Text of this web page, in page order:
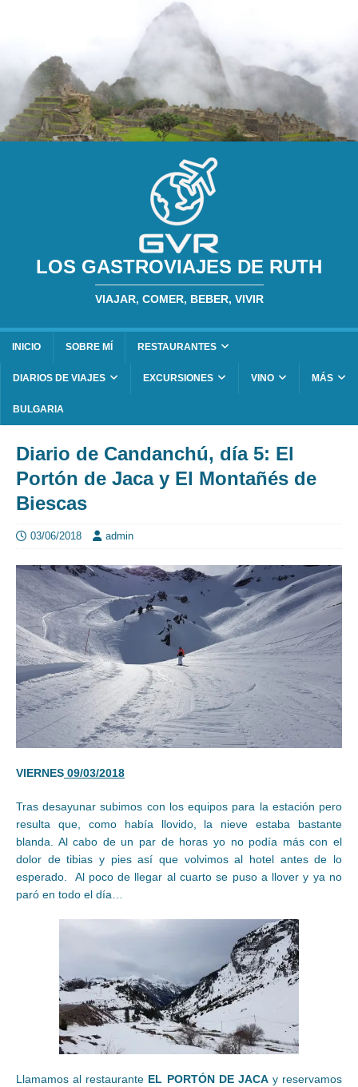
LOS GASTROVIAJES DE RUTH
VIAJAR, COMER, BEBER, VIVIR
INICIO SOBRE MÍ RESTAURANTES
DIARIOS DE VIAJES EXCURSIONES VINO MÁS
BULGARIA
Diario de Candanchú, día 5: El
Portón de Jaca y El Montañés de
Biescas
03/06/2018 admin
VIERNES 09/03/2018
Tras desayunar subimos con los equipos para la estación pero
resulta que, como había llovido, la nieve estaba bastante
blanda. Al cabo de un par de horas yo no podía más con el
dolor de tibias y pies así que volvimos al hotel antes de lo
esperado. Al poco de llegar al cuarto se puso a llover y ya no
paró en todo el día…
Llamamos al restaurante EL PORTÓN DE JACAy reservamos